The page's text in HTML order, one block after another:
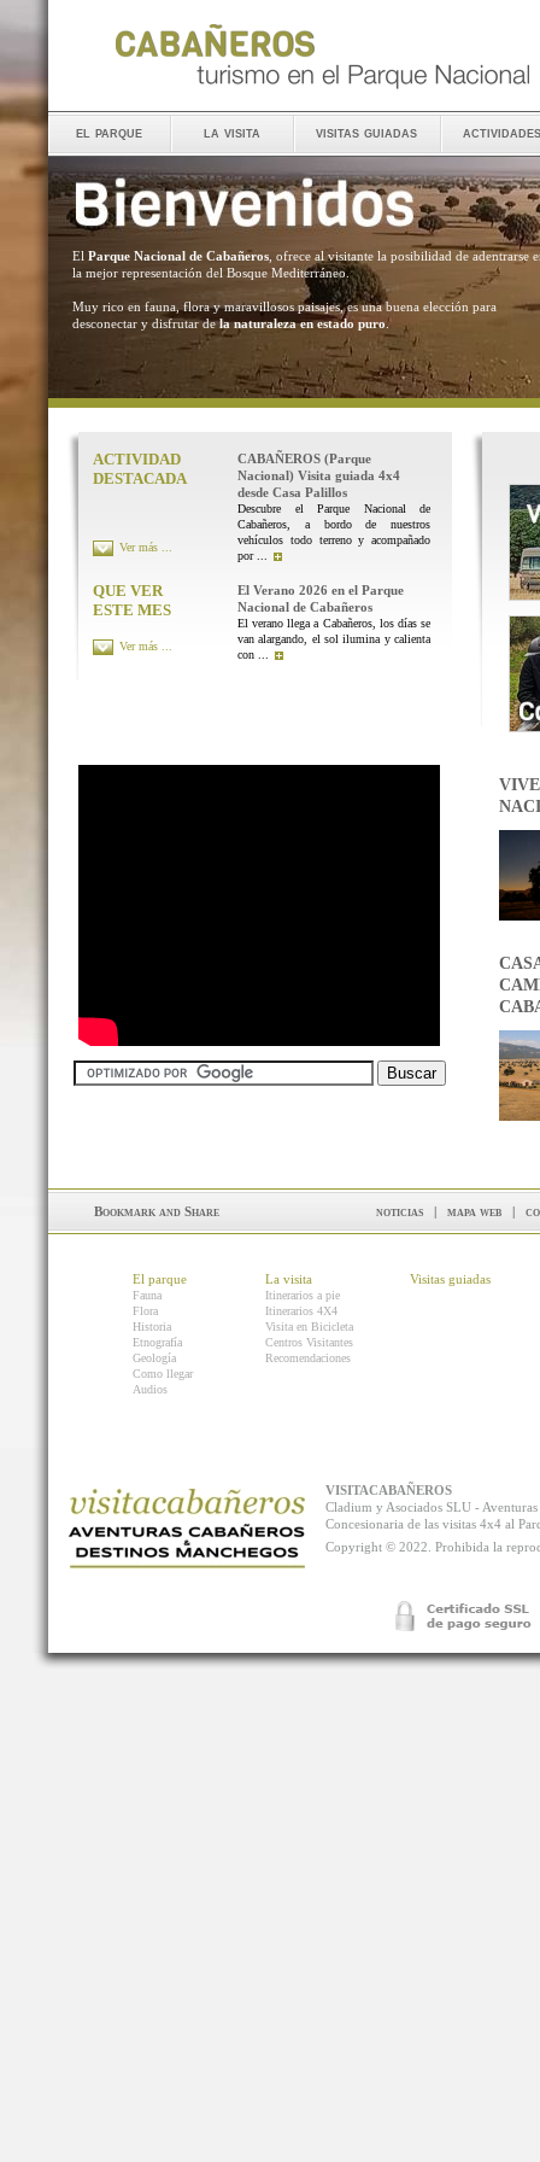
el parque la visita visitas guiadas actividades
El Parque Nacional de Cabañeros , ofrece al visitante la posibilidad de adentrarse
la mejor representación del Bosque Mediterráneo.
Muy rico en fauna, flora y maravillosos paisajes, es una buena elección para
desconectar y disfrutar dela naturaleza en estado puro .
ACTIVIDAD
DESTACADA
CABAÑEROS (Parque
Nacional) Visita guiada 4x4
desde Casa Palillos
Descubre el Parque Nacional de
Cabañeros, a bordo de nuestros
vehículos todo terreno y acompañado
por ...
Ver más ...
QUE VER
ESTE MES
El Verano 2026 en el Parque
Nacional de Cabañeros
El verano llega a Cabañeros, los días se
van alargando, el sol ilumina y calienta
con ...
Ver más ...
noticias | mapa web |
El parque
Fauna
Flora
Historia
Etnografía
Geología
Como llegar
Audios
La visita
Itinerarios a pie
Itinerarios 4X4
Visita en Bicicleta
Centros Visitantes
Recomendaciones
Visitas guiadas
VISITACABAÑEROS
Cladium y Asociados SLU -
Concesionaria de las visitas 4x4 al
Copyright © 2022. Prohibida la